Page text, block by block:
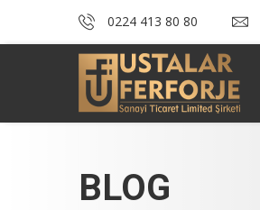
0224 413 80 80
BLOG